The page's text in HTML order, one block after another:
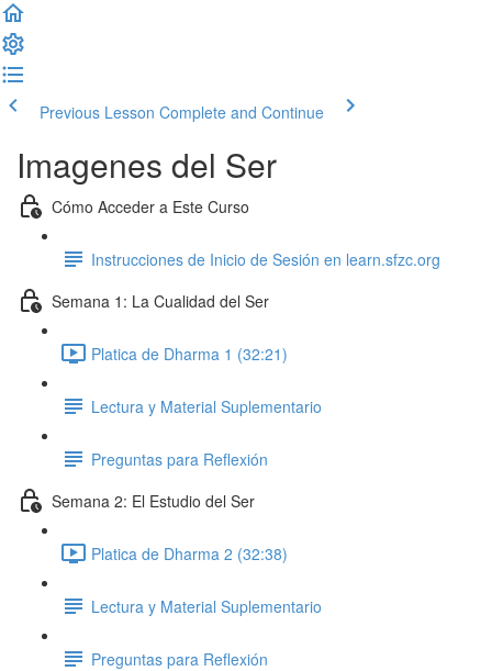
Previous Lesson Complete and Continue
Imagenes del Ser
Cómo Acceder a Este Curso
Instrucciones de Inicio de Sesión en learn.sfzc.org
Semana 1: La Cualidad del Ser
Platica de Dharma 1 (32:21)
Lectura y Material Suplementario
Preguntas para Reflexión
Semana 2: El Estudio del Ser
Platica de Dharma 2 (32:38)
Lectura y Material Suplementario
Preguntas para Reflexión